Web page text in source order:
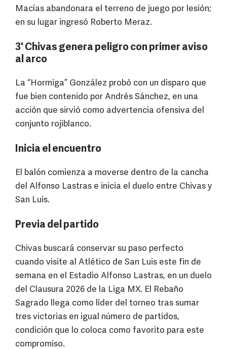
Macías abandonara el terreno de juego por lesión;
en su lugar ingresó Roberto Meraz.
3' Chivas genera peligro con primer aviso
al arco
La “Hormiga” González probó con un disparo que
fue bien contenido por Andrés Sánchez, en una
acción que sirvió como advertencia ofensiva del
conjunto rojiblanco.
Inicia el encuentro
El balón comienza a moverse dentro de la cancha
del Alfonso Lastras e inicia el duelo entre Chivas y
San Luis.
Previa del partido
Chivas buscará conservar su paso perfecto
cuando visite al Atlético de San Luis este fin de
semana en el Estadio Alfonso Lastras, en un duelo
del Clausura 2026 de la Liga MX. El Rebaño
Sagrado llega como líder del torneo tras sumar
tres victorias en igual número de partidos,
condición que lo coloca como favorito para este
compromiso.